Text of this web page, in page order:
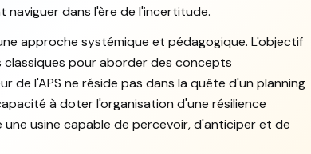
naviguer dans l'ère de l'incertitude.
approche systémique et pédagogique. L'objectif
pour aborder des concepts
de l'APS ne réside pas dans la quête d'un planning
à doter l'organisation d'une résilience
usine capable de percevoir, d'anticiper et de